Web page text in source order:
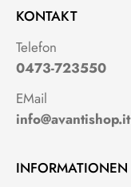
KONTAKT
Telefon
0473-723550
EMail
info@avantishop.it
INFORMATIONEN